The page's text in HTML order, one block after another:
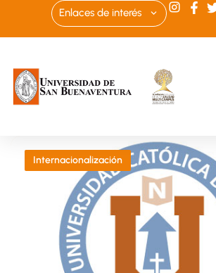
Enlaces de interés
Internacionalización